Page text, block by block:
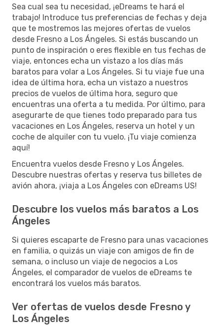
Sea cual sea tu necesidad, ¡eDreams te hará el
trabajo! Introduce tus preferencias de fechas y deja
que te mostremos las mejores ofertas de vuelos
desde Fresno a Los Ángeles. Si estás buscando un
punto de inspiración o eres flexible en tus fechas de
viaje, entonces echa un vistazo a los días más
baratos para volar a Los Ángeles. Si tu viaje fue una
idea de última hora, echa un vistazo a nuestros
precios de vuelos de última hora, seguro que
encuentras una oferta a tu medida. Por último, para
asegurarte de que tienes todo preparado para tus
vacaciones en Los Ángeles, reserva un hotel y un
coche de alquiler con tu vuelo. ¡Tu viaje comienza
aquí!
Encuentra vuelos desde Fresno y Los Ángeles.
Descubre nuestras ofertas y reserva tus billetes de
avión ahora, ¡viaja a Los Ángeles con eDreams US!
Descubre los vuelos más baratos a Los
Ángeles
Si quieres escaparte de Fresno para unas vacaciones
en familia, o quizás un viaje con amigos de fin de
semana, o incluso un viaje de negocios a Los
Ángeles, el comparador de vuelos de eDreams te
encontrará los vuelos más baratos.
Ver ofertas de vuelos desde Fresno y
Los Ángeles